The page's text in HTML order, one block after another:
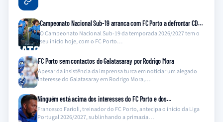
Campeonato Nacional Sub-19 arranca com FC Porto a defrontar CD…
O Campeonato Nacional Sub-19 da temporada 2026/2027 tem o
seu início hoje, com o FC Porto…
FC Porto sem contactos do Galatasaray por Rodrigo Mora
Apesar da insistência da imprensa turca em noticiar um alegado
interesse do Galatasaray em Rodrigo Mora,…
Ninguém está acima dos interesses do FC Porto e dos…
Francesco Farioli, treinador do FC Porto, antecipa o início da Liga
Portugal 2026/2027, sublinhando a primazia…